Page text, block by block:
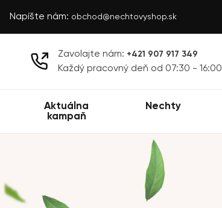
Napíšte nám: obchod@nechtovyshop.sk
Zavolajte nám: +421 907 917 349
Každý pracovný deň od 07:30 - 16:00
Aktuálna
kampaň
Nechty